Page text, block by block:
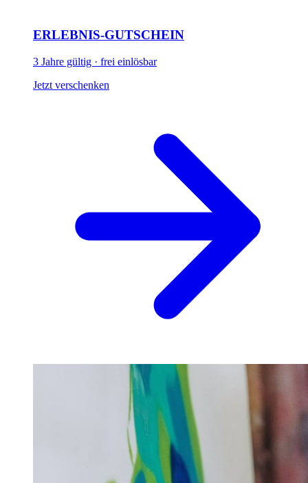
ERLEBNIS-GUTSCHEIN
3 Jahre gültig · frei einlösbar
Jetzt verschenken